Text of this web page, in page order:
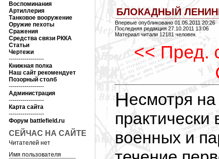
Воспоминания
Артиллерия
Танковое вооружение
Оружие пехоты
Сражения
Средства связи РККА
Статьи
Чертежи
------------------
Книжная полка
Наш сайт рекомендует
Позорный столб
------------------
Администрация
------------------
Карта сайта
------------------
Форум battlefield.ru
СЕЙЧАС НА САЙТЕ
Читателей нет
Имя пользователя
БЛОКАДНЫЙ
Впервые опубликовано 01.05.2011 20:26
Последняя редакция 27.10.2011 13:06
Материал читали 12181 человек
<< Пред.
Несмотря на то, что в июне-июле 1941 г.
военных и